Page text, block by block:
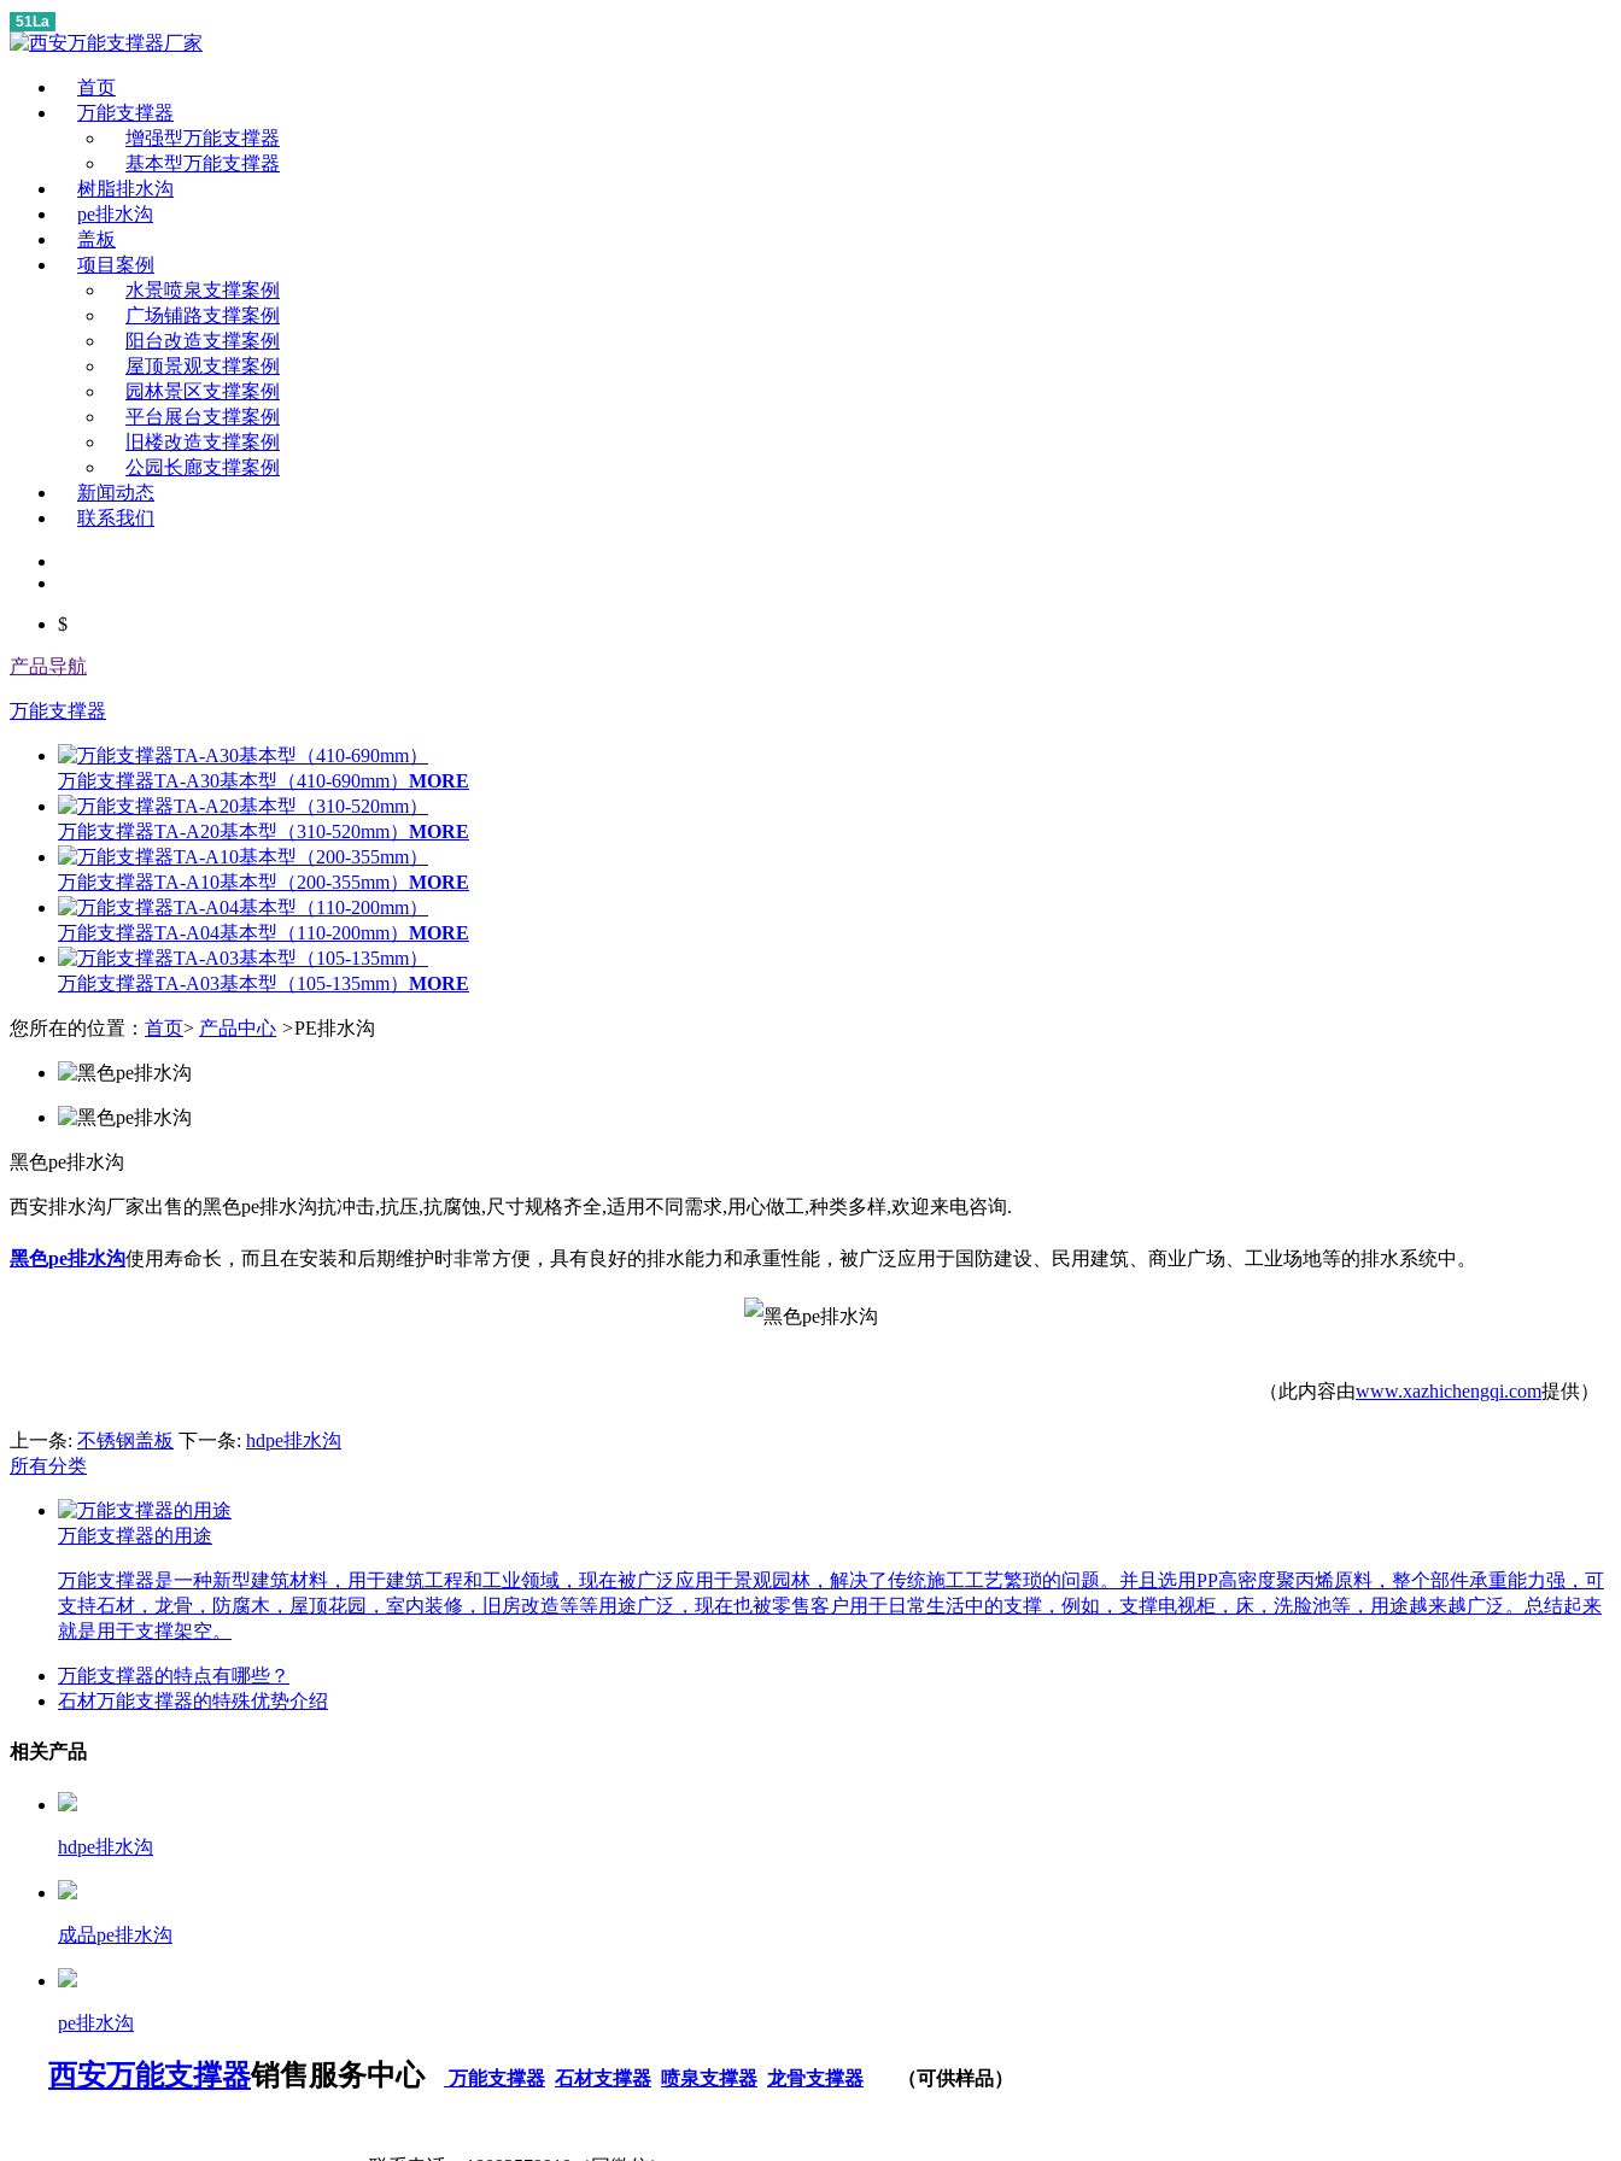
51La
首页
万能支撑器
增强型万能支撑器
基本型万能支撑器
树脂排水沟
pe排水沟
盖板
项目案例
水景喷泉支撑案例
广场铺路支撑案例
阳台改造支撑案例
屋顶景观支撑案例
园林景区支撑案例
平台展台支撑案例
旧楼改造支撑案例
公园长廊支撑案例
新闻动态
联系我们
$
产品导航
万能支撑器
万能支撑器TA-A30基本型（410-690mm） MORE
万能支撑器TA-A20基本型（310-520mm） MORE
万能支撑器TA-A10基本型（200-355mm） MORE
万能支撑器TA-A04基本型（110-200mm） MORE
万能支撑器TA-A03基本型（105-135mm） MORE
您所在的位置： 首页> 产品中心 >PE排水沟
黑色pe排水沟
西安排水沟厂家出售的黑色pe排水沟抗冲击,抗压,抗腐蚀,尺寸规格齐全,适用不同需求,用心做工,种类多样,欢迎来电咨询.
黑色pe排水沟使用寿命长，而且在安装和后期维护时非常方便，具有良好的排水能力和承重性能，被广泛应用于国防建设、民用建筑、商业广场、工业场地等的排水系统中。
（此内容由www.xazhichengqi.com提供）
上一条: 不锈钢盖板 下一条: hdpe排水沟
所有分类
万能支撑器的用途
万能支撑器是一种新型建筑材料，用于建筑工程和工业领域，现在被广泛应用于景观园林，解决了传统施工工艺繁琐的问题。并且选用PP高密度聚丙烯原料，整个部件承重能力强，可
支持石材，龙骨，防腐木，屋顶花园，室内装修，旧房改造等等用途广泛，现在也被零售客户用于日常生活中的支撑，例如，支撑电视柜，床，洗脸池等，用途越来越广泛。总结起来
就是用于支撑架空。
万能支撑器的特点有哪些？
石材万能支撑器的特殊优势介绍
相关产品
hdpe排水沟
成品pe排水沟
pe排水沟
西安万能支撑器销售服务中心 万能支撑器 石材支撑器 喷泉支撑器 龙骨支撑器 （可供样品）